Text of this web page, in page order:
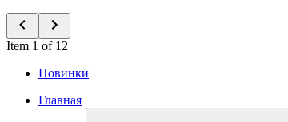
Item 1 of 12
Новинки
Главная